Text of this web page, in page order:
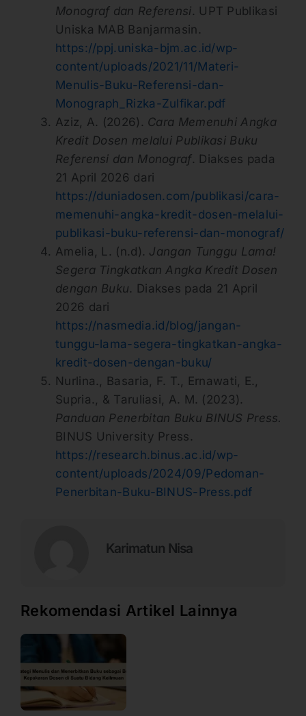
Monograf dan Referensi. UPT Publikasi
Uniska MAB Banjarmasin.
https://ppj.uniska-bjm.ac.id/wp-
content/uploads/2021/11/Materi-
Menulis-Buku-Referensi-dan-
Monograph_Rizka-Zulfikar.pdf
Aziz, A. (2026). Cara Memenuhi Angka
Kredit Dosen melalui Publikasi Buku
Referensi dan Monograf. Diakses pada
21 April 2026 dari
https://duniadosen.com/publikasi/cara-
memenuhi-angka-kredit-dosen-melalui-
publikasi-buku-referensi-dan-monograf/
Amelia, L. (n.d). Jangan Tunggu Lama!
Segera Tingkatkan Angka Kredit Dosen
dengan Buku. Diakses pada 21 April
2026 dari
https://nasmedia.id/blog/jangan-
tunggu-lama-segera-tingkatkan-angka-
kredit-dosen-dengan-buku/
Nurlina., Basaria, F. T., Ernawati, E.,
Supria., & Taruliasi, A. M. (2023).
Panduan Penerbitan Buku BINUS Press.
BINUS University Press.
https://research.binus.ac.id/wp-
content/uploads/2024/09/Pedoman-
Penerbitan-Buku-BINUS-Press.pdf
Karimatun Nisa
Rekomendasi Artikel Lainnya